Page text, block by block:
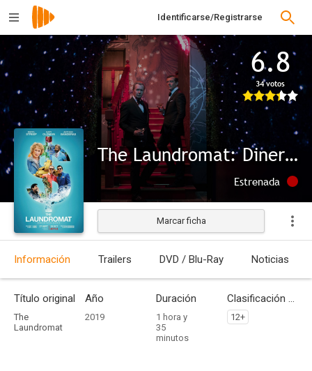
Identificarse/Registrarse
6.8
34 votos
The Laundromat: Dinero sucio
Estrenada
Marcar ficha
Información Trailers DVD / Blu-Ray Noticias
Título original
The
Laundromat
Año
2019
Duración
1 hora y
35
minutos
Clasificación por edades
12+